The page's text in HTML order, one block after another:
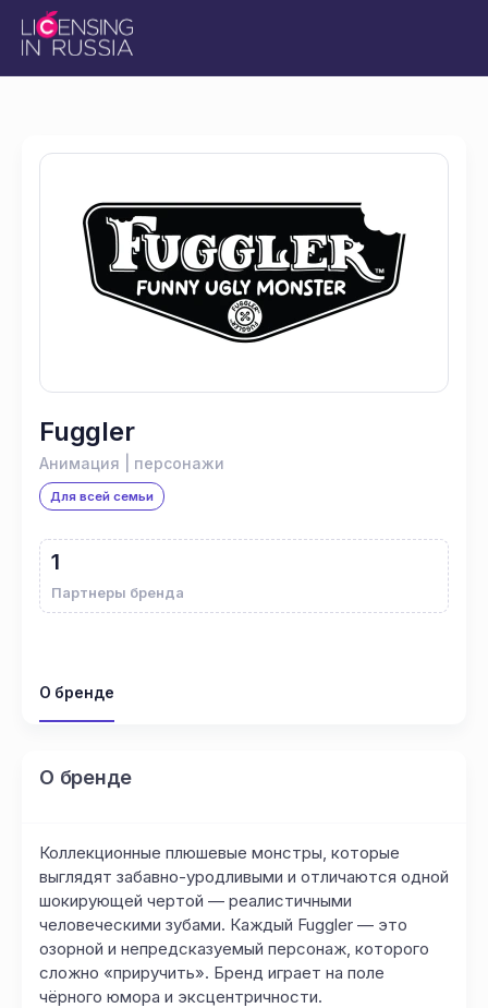
Fuggler
Анимация | персонажи
Для всей семьи
1
Партнеры бренда
О бренде
О бренде
Коллекционные плюшевые монстры, которые
выглядят забавно-уродливыми и отличаются одной
шокирующей чертой — реалистичными
человеческими зубами. Каждый Fuggler — это
озорной и непредсказуемый персонаж, которого
сложно «приручить». Бренд играет на поле
чёрного юмора и эксцентричности.